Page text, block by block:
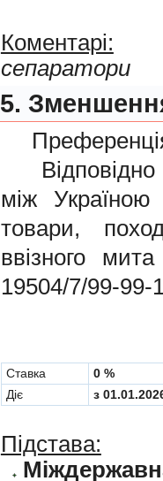
Коментарі:
сепаратори
5.
Відповідно
мiж Україною
товари,
ввізного
19504/7/99-99-
Cтавка
0 %
Діє
з
Підстава: